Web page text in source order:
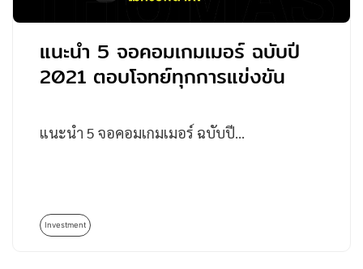
แนะนำ 5 จอคอมเกมเมอร์ ฉบับปี
2021 ตอบโจทย์ทุกการแข่งขัน
แนะนำ 5 จอคอมเกมเมอร์ ฉบับปี…
Investment